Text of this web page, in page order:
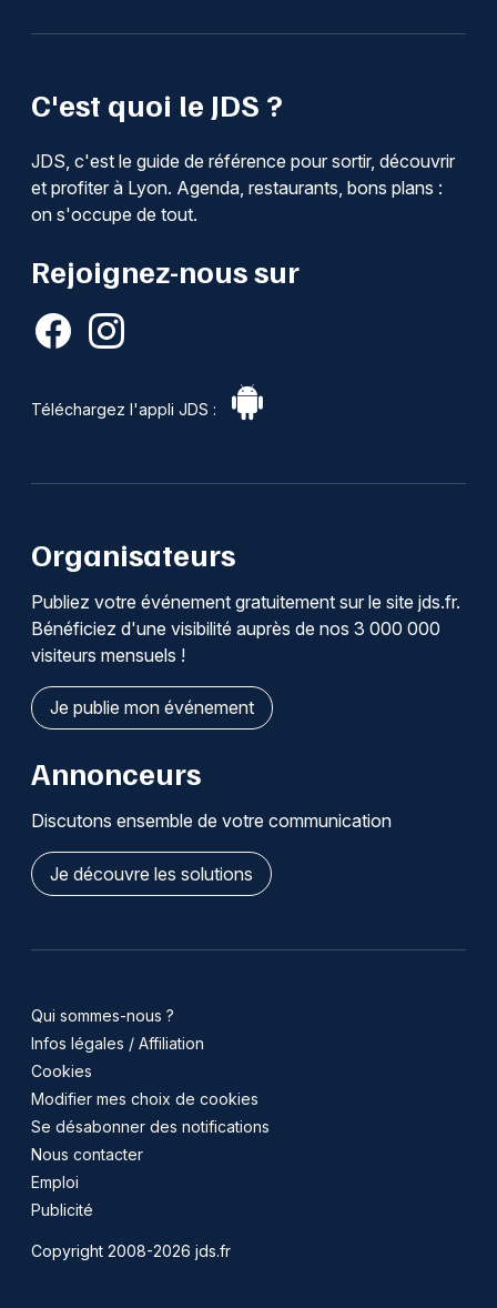
C'est quoi le JDS ?
JDS, c'est le guide de référence pour sortir, découvrir
et profiter à Lyon. Agenda, restaurants, bons plans :
on s'occupe de tout.
Rejoignez-nous sur
Téléchargez l'appli JDS :
Organisateurs
Publiez votre événement gratuitement sur le site jds.fr.
Bénéficiez d'une visibilité auprès de nos 3 000 000
visiteurs mensuels !
Je publie mon événement
Annonceurs
Discutons ensemble de votre communication
Je découvre les solutions
Qui sommes-nous ?
Infos légales / Affiliation
Cookies
Modifier mes choix de cookies
Se désabonner des notifications
Nous contacter
Emploi
Publicité
Copyright 2008-2026 jds.fr